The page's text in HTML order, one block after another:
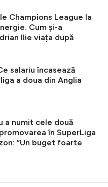
Champions League la
Cum și-a
Ilie viața după
salariu încasează
a doua din Anglia
a numit cele două
în SuperLiga
”Un buget foarte